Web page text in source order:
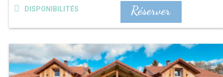
Réserver
DISPONIBILITÉS